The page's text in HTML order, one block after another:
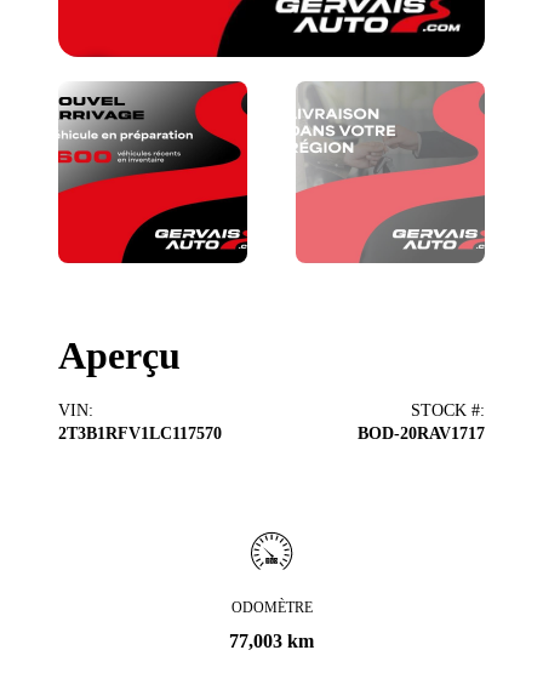
Aperçu
VIN:
2T3B1RFV1LC117570
STOCK #:
BOD-20RAV1717
ODOMÈTRE
77,003 km